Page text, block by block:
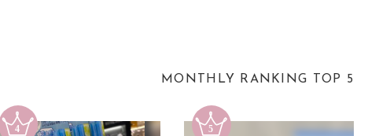
MONTHLY RANKING TOP 5